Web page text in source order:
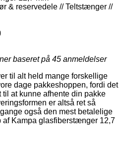
& reservedele // Teltstænger //
baseret på 45 anmeldelser
til alt held mange forskellige
dage pakkeshoppen, fordi det
at kunne afhente din pakke
er altså ret så
også den mest betalelige
af Kampa glasfiberstænger 12,7